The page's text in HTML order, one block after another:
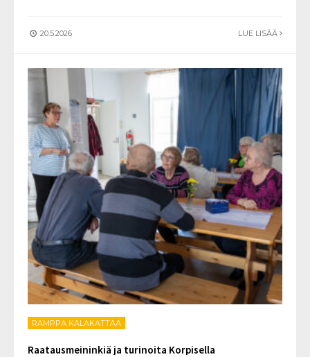
20.5.2026 LUE LISÄÄ
RAMPPA KALAKATTAA
Raatausmeininkiä ja turinoita Korpisella